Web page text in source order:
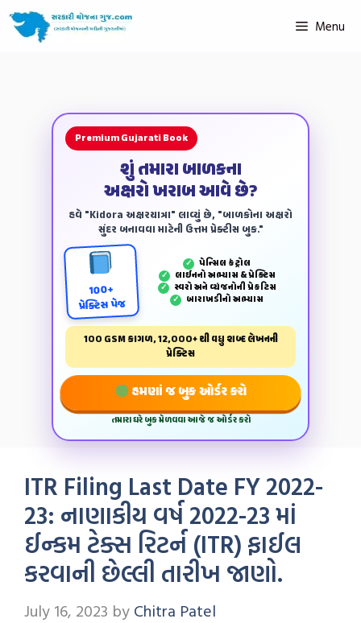
Menu
Premium Gujarati Book
શું તમારા બાળકના
અક્ષરો ખરાબ આવે છે?
હવે "Kidora અક્ષરયાત્રા" લાવ્યું છે, "બાળકોના અક્ષરો
સુંદર બનાવવા માટેની ઉત્તમ પ્રેક્ટીસ બુક."
100+
પ્રેક્ટિસ પેજ
✓ પેન્‍સિલ કંટ્રોલ
✓ લાઈનનો અભ્યાસ & પ્રેક્ટિસ
✓ સ્વરો અને વ્યંજનોની પ્રેકટિસ
✓ બારાખડીનો અભ્યાસ
100 GSM કાગળ, 12,000+ થી વધુ શબ્દ લેખનની
પ્રેક્ટિસ
હમણાં જ બુક ઓર્ડર કરો
તમારા ઘરે બુક મેળવવા આજે જ ઓર્ડર કરો
ITR Filing Last Date FY 2022-
23: નાણાકીય વર્ષ 2022-23 માં
ઈન્કમ ટેક્સ રિટર્ન (ITR) ફાઈલ
કરવાની છેલ્લી તારીખ જાણો.
July 16, 2023 by Chitra Patel